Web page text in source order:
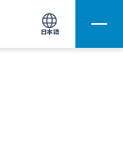
日本語
サイト内検索(Enterで実行)